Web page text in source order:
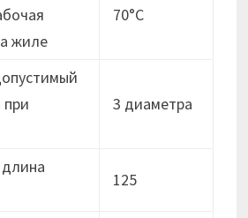
жиле
70°C
при
3 диаметра
125